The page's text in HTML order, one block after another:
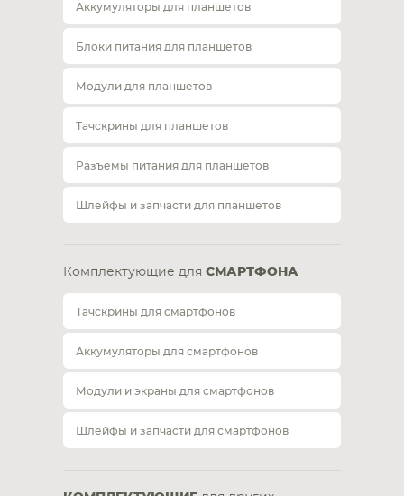
Аккумуляторы для планшетов
Блоки питания для планшетов
Модули для планшетов
Тачскрины для планшетов
Разъемы питания для планшетов
Шлейфы и запчасти для планшетов
Комплектующие для СМАРТФОНА
Тачскрины для смартфонов
Аккумуляторы для смартфонов
Модули и экраны для смартфонов
Шлейфы и запчасти для смартфонов